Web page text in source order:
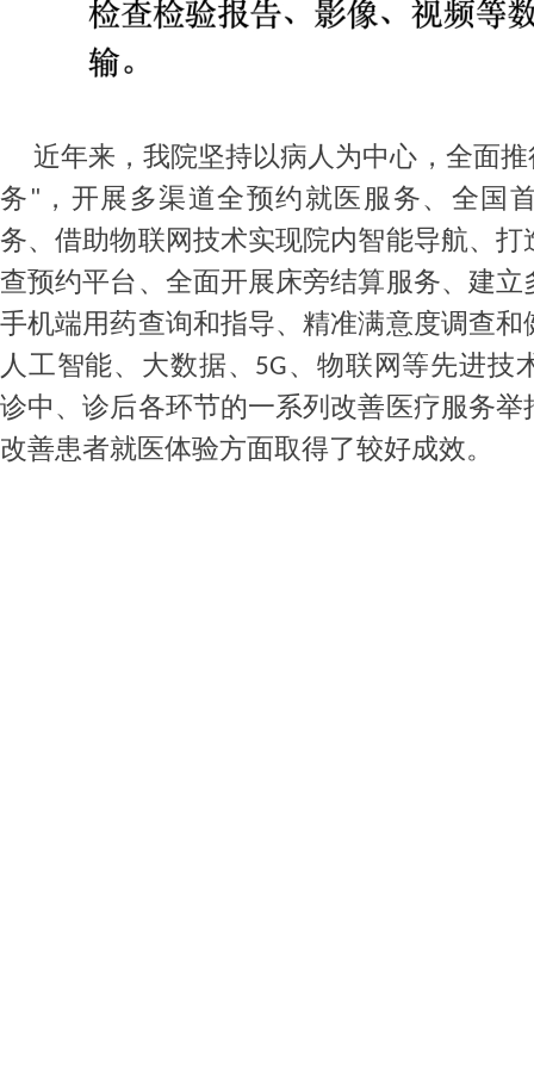
近年来，我院坚持以病人为中心，全面推
务 " ，开展多渠道全预约就医服务、全国
务、借助物联网技术实现院内智能导航、
查预约平台、全面开展床旁结算服务、建
手机端用药查询和指导、精准满意度调查
人工智能、大数据、 5G、物联网等先进技
诊中、诊后各环节的一系列改善医疗服务
改善患者就医体验方面取得了较好成效。